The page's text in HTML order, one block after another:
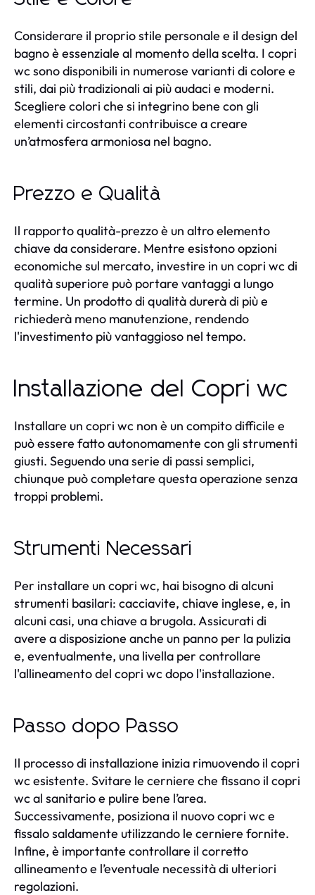
Considerare il proprio stile personale e il design del
bagno è essenziale al momento della scelta. I copri
wc sono disponibili in numerose varianti di colore e
stili, dai più tradizionali ai più audaci e moderni.
Scegliere colori che si integrino bene con gli
elementi circostanti contribuisce a creare
un’atmosfera armoniosa nel bagno.
Prezzo e Qualità
Il rapporto qualità-prezzo è un altro elemento
chiave da considerare. Mentre esistono opzioni
economiche sul mercato, investire in un copri wc di
qualità superiore può portare vantaggi a lungo
termine. Un prodotto di qualità durerà di più e
richiederà meno manutenzione, rendendo
l'investimento più vantaggioso nel tempo.
Installazione del Copri wc
Installare un copri wc non è un compito difficile e
può essere fatto autonomamente con gli strumenti
giusti. Seguendo una serie di passi semplici,
chiunque può completare questa operazione senza
troppi problemi.
Strumenti Necessari
Per installare un copri wc, hai bisogno di alcuni
strumenti basilari: cacciavite, chiave inglese, e, in
alcuni casi, una chiave a brugola. Assicurati di
avere a disposizione anche un panno per la pulizia
e, eventualmente, una livella per controllare
l'allineamento del copri wc dopo l'installazione.
Passo dopo Passo
Il processo di installazione inizia rimuovendo il copri
wc esistente. Svitare le cerniere che fissano il copri
wc al sanitario e pulire bene l’area.
Successivamente, posiziona il nuovo copri wc e
fissalo saldamente utilizzando le cerniere fornite.
Infine, è importante controllare il corretto
allineamento e l’eventuale necessità di ulteriori
regolazioni.